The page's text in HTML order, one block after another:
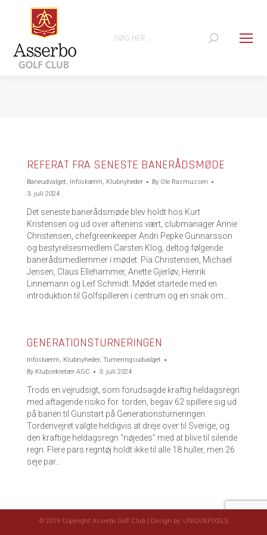
Search:
REFERAT FRA SENESTE BANERÅDSMØDE
Baneudvalget, Infoskærm, Klubnyheder By Ole Rasmussen
3. juli 2024
Det seneste banerådsmøde blev holdt hos Kurt
Kristensen og ud over aftenens vært, clubmanager Annie
Christensen, chefgreenkeeper Andri Pepke Gunnarsson
og bestyrelsesmedlem Carsten Klog, deltog følgende
banerådsmedlemmer i mødet: Pia Christensen, Michael
Jensen, Claus Ellehammer, Anette Gjerløv, Henrik
Linnemann og Leif Schmidt. Mødet startede med en
introduktion til Golfspilleren i centrum og en snak om…
GENERATIONSTURNERINGEN
Infoskærm, Klubnyheder, Turneringsudvalget
By Klubsekretær AGC 3. juli 2024
Trods en vejrudsigt, som forudsagde kraftig heldagsregn
med aftagende risiko for torden, begav 62 spillere sig ud
på banen til Gunstart på Generationsturneringen.
Tordenvejret valgte heldigvis at dreje over til Sverige, og
den kraftige heldagsregn “nøjedes” med at blive til silende
regn. Flere pars regntøj holdt ikke til alle 18 huller, men 26
seje par…
© 2019 Copyright Asserbo Golf Club | Design by: UNIQUEPIXELS